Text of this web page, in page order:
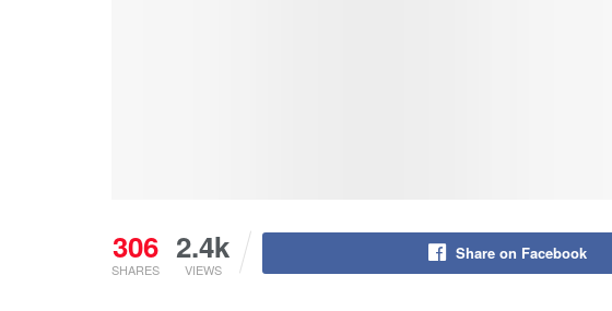
306
SHARES
2.4k
VIEWS
Share on Facebook